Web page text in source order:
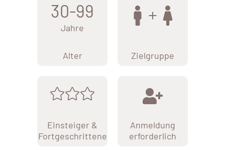
30-99
Jahre
Alter Zielgruppe
Einsteiger &
Fortgeschrittene
Anmeldung
erforderlich